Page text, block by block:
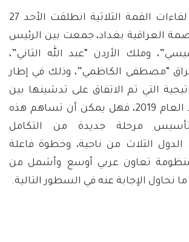
جولة جديدة من لقاءات القمة الثلاثية انطلقت الأحد 27
بالعاصمة العراقية بغداد، جمعت بين الرئيس
وملك الأردن “عبد الله الثاني”،
“مصطفى الكاظمي”، وذلك في إطار
التي تم الاتفاق على تدشينها بين
الدول الثلاث منذ العام 2019، فهل يمكن أن تساهم هذه
مرحلة جديدة من التكامل
الدول الثلاث من ناحية، وخطوة فاعلة
تعاون عربي أوسع وأشمل من
ما نحاول الإجابة عنه في السطور التالية.